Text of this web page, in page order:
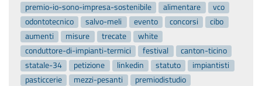
premio-io-sono-impresa-sostenibile
alimentare
vco
odontotecnico
salvo-meli evento concorsi
cibo
aumenti
misure trecate
white
conduttore-di-impianti-termici
festival
canton-ticino
statale-34
petizione linkedin statuto
impiantisti
pasticcerie
mezzi-pesanti
premiodistudio